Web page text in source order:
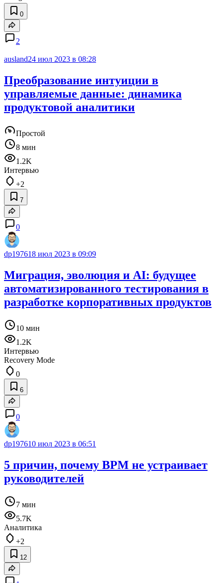
0
2
ausland24 июл 2023 в 08:28
Преобразование интуиции в
управляемые данные: динамика
продуктовой аналитики
Простой
8 мин
1.2K
Интервью
+2
7
0
dp197618 июл 2023 в 09:09
Миграция, эволюция и AI: будущее
автоматизированного тестирования в
разработке корпоративных продуктов
10 мин
1.2K
Интервью
Recovery Mode
0
6
0
dp197610 июл 2023 в 06:51
5 причин, почему BPM не устраивает
руководителей
7 мин
5.7K
Аналитика
+2
12